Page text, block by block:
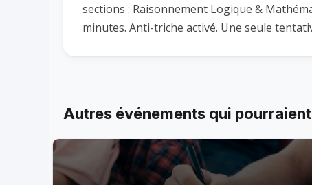
sections : Raisonnement Logique &
minutes. Anti-triche activé. Une seule
Autres événements qui